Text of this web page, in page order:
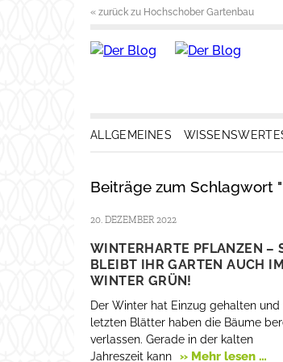
« zurück zu Hochschober Gartenbau
ALLGEMEINES
Beiträge zum Schlagwort
20. DEZEMBER 2022
WINTERHARTE PFLANZEN –
BLEIBT IHR GARTEN AUCH IM
WINTER GRÜN!
Der Winter hat Einzug gehalten und
letzten Blätter haben die Bäume
verlassen. Gerade in der kalten
Jahreszeit kann
» Mehr lesen …